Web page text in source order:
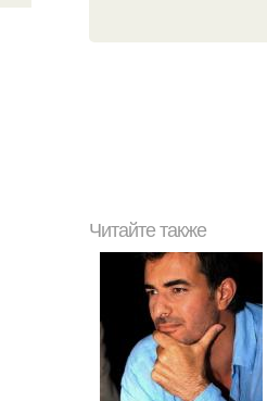
Читайте также